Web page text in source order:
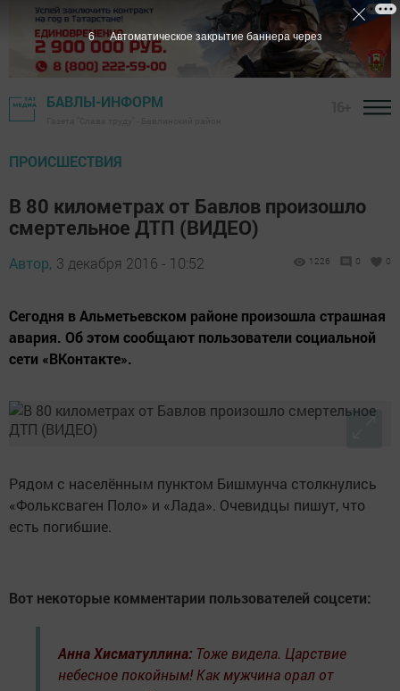
БАВЛЫ-ИНФОРМ
ПРОИСШЕСТВИЯ
В 80 километрах от Бавлов произошло
смертельное ДТП (ВИДЕО)
Автор, 3 декабря 2016 - 10:52 1226 0 0
Сегодня в Альметьевском районе произошла страшная
авария. Об этом сообщают пользователи социальной
сети «ВКонтакте».
Рядом с населённым пунктом Бишмунча столкнулись
«Фольксваген Поло» и «Лада». Очевидцы пишут, что
есть погибшие.
Вот некоторые комментарии пользователей соцсети:
Анна Хисматуллина: Тоже видела. Царствие
небесное покойным! Как мужчина орал от
5 Автоматическое закрытие баннера через